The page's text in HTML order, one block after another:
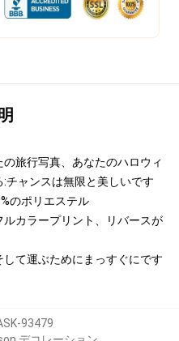
旅行写真、あなたのハロウィ
チャンスは無限と美しいです
のポリエステル
カラープリント、リバースが
て運ぶためにまっすぐにです
93479